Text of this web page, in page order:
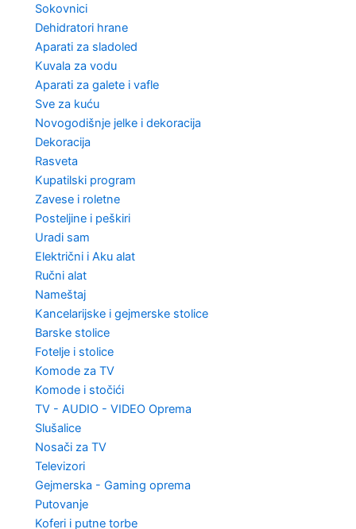
Sokovnici
Dehidratori hrane
Aparati za sladoled
Kuvala za vodu
Aparati za galete i vafle
Sve za kuću
Novogodišnje jelke i dekoracija
Dekoracija
Rasveta
Kupatilski program
Zavese i roletne
Posteljine i peškiri
Uradi sam
Električni i Aku alat
Ručni alat
Nameštaj
Kancelarijske i gejmerske stolice
Barske stolice
Fotelje i stolice
Komode za TV
Komode i stočići
TV - AUDIO - VIDEO Oprema
Slušalice
Nosači za TV
Televizori
Gejmerska - Gaming oprema
Putovanje
Koferi i putne torbe